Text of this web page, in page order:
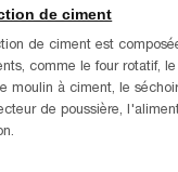
de ciment
de ciment est
comme le four rotatif,
moulin à ciment, le
de poussière,